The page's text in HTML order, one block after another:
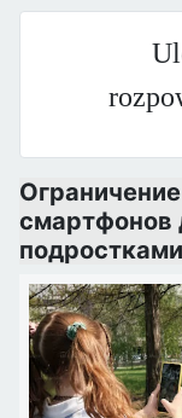
смартфонов